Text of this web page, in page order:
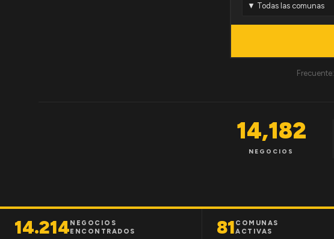
Frecuente:
14,182
NEGOCIOS
14.214NEGOCIOS
ENCONTRADOS
81COMUNAS
ACTIVAS